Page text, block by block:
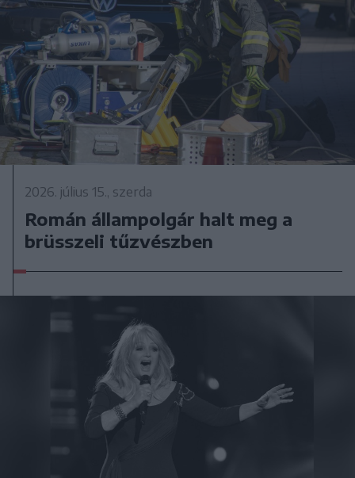
2026. július 15., szerda
Román állampolgár halt meg a
brüsszeli tűzvészben